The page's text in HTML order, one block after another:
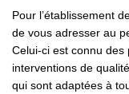
Pour l’établissement
de vous adresser au
Celui-ci est connu
interventions de
qui sont adaptées à